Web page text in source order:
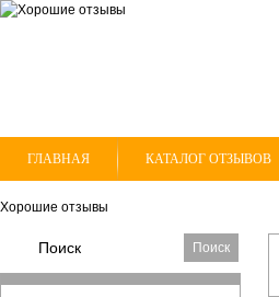
ГЛАВНАЯ КАТАЛОГ ОТЗЫВОВ
Хорошие отзывы